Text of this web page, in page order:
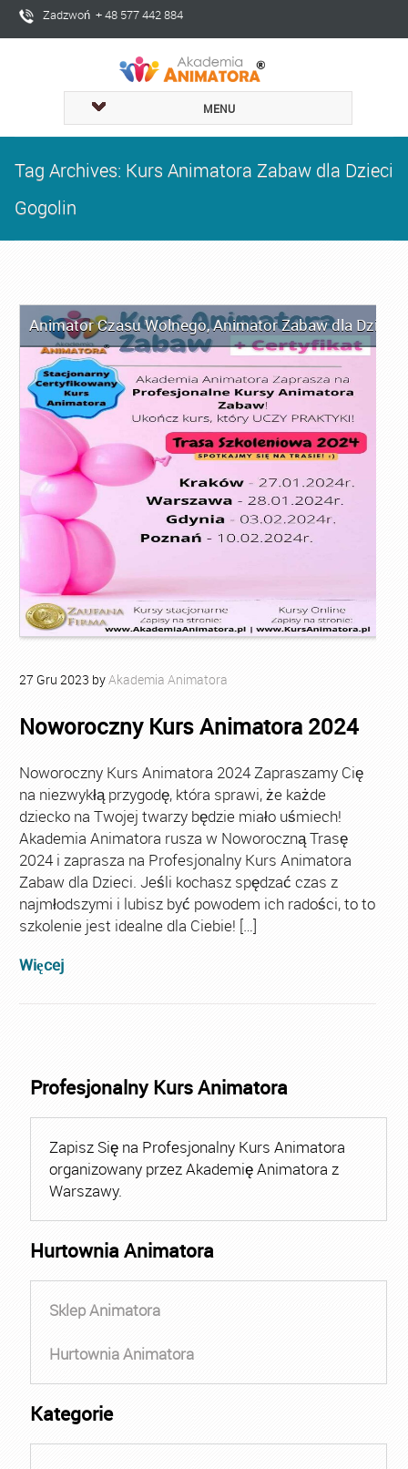
Zadzwoń + 48 577 442 884
MENU
Tag Archives: Kurs Animatora Zabaw dla Dzieci
Gogolin
Animator Czasu Wolnego,Animator Zabaw dla Dzieci
27 Gru 2023 byAkademia Animatora
Noworoczny Kurs Animatora 2024
Noworoczny Kurs Animatora 2024 Zapraszamy Cię
na niezwykłą przygodę, która sprawi, że każde
dziecko na Twojej twarzy będzie miało uśmiech!
Akademia Animatora rusza w Noworoczną Trasę
2024 i zaprasza na Profesjonalny Kurs Animatora
Zabaw dla Dzieci. Jeśli kochasz spędzać czas z
najmłodszymi i lubisz być powodem ich radości, to to
szkolenie jest idealne dla Ciebie! […]
Więcej
Profesjonalny Kurs Animatora
Zapisz Się na Profesjonalny Kurs Animatora
organizowany przez Akademię Animatora z
Warszawy.
Hurtownia Animatora
Sklep Animatora
Hurtownia Animatora
Kategorie